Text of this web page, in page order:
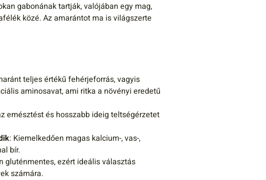
gabonának tartják, valójában egy mag,
közé. Az amarántot ma is világszerte
teljes értékű fehérjeforrás, vagyis
aminosavat, ami ritka a növényi eredetű
emésztést és hosszabb ideig teltségérzetet
: Kiemelkedően magas kalcium-, vas-,
bír.
gluténmentes, ezért ideális választás
számára.